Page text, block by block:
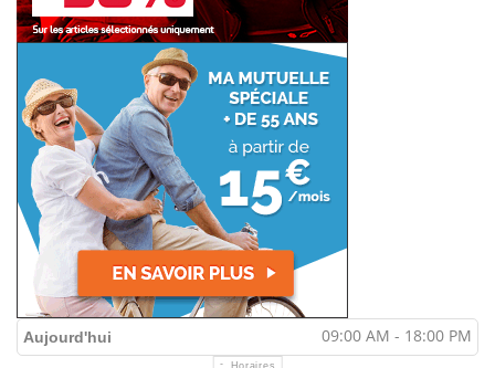
Aujourd'hui 09:00 AM - 18:00 PM
Horaires